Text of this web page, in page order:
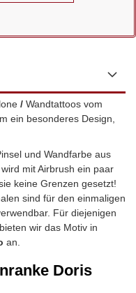
/ Wandtattoos vom
ein besonderes Design,
und Wandfarbe aus
mit Airbrush ein paar
keine Grenzen gesetzt!
sind für den einmaligen
Für diejenigen
wir das Motiv in
an.
Doris